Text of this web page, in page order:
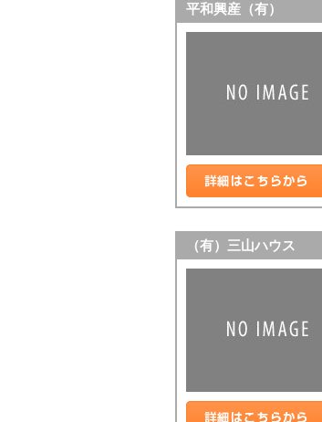
平和興産（有）
詳細はこちら
（有）三山ハウス